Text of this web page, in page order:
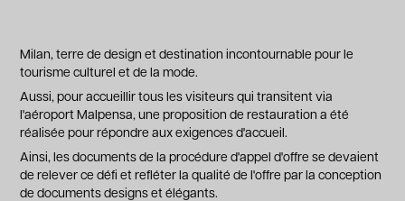
Milan, terre de design et destination incontournable pour le
tourisme culturel et de la mode.
Aussi, pour accueillir tous les visiteurs qui transitent via
l'aéroport Malpensa, une proposition de restauration a été
réalisée pour répondre aux exigences d'accueil.
Ainsi, les documents de la procédure d'appel d'offre se devaient
de relever ce défi et refléter la qualité de l'offre par la conception
de documents designs et élégants.